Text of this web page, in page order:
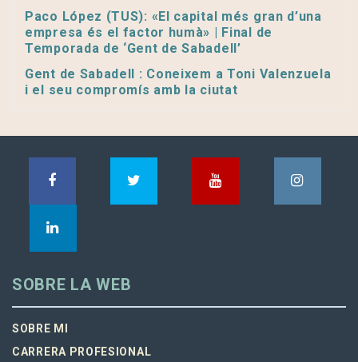
Paco López (TUS): «El capital més gran d’una
empresa és el factor humà» | Final de
Temporada de ‘Gent de Sabadell’
Gent de Sabadell : Coneixem a Toni Valenzuela
i el seu compromís amb la ciutat
SOBRE LA WEB
SOBRE MI
CARRERA PROFESIONAL